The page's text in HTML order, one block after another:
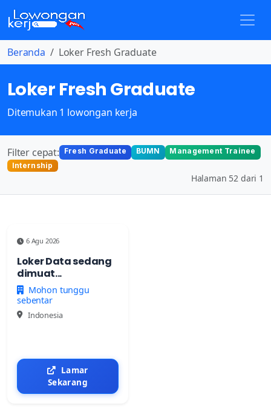
Beranda Loker Fresh Graduate
Loker Fresh Graduate
Ditemukan 1 lowongan kerja
Filter cepat: Fresh Graduate BUMN
Management Trainee
Internship
Halaman 52 dari 1
6 Agu 2026
Loker Data sedang
dimuat...
Mohon tunggu
sebentar
Indonesia
Lamar
Sekarang